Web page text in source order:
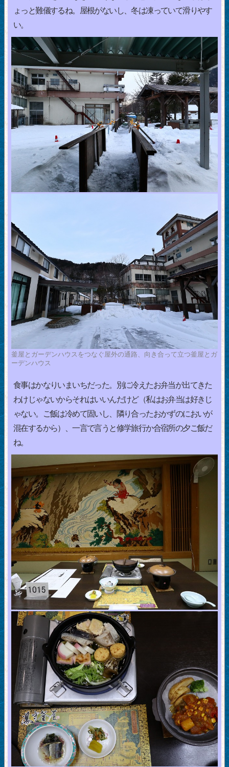
ょっと難儀するね。屋根がないし、冬は凍っていて滑りやす
い。
釜屋とガーデンハウスをつなぐ屋外の通路、向き合って立つ釜屋とガ
ーデンハウス
食事はかなりいまいちだった。別に冷えたお弁当が出てきた
わけじゃないからそれはいいんだけど（私はお弁当は好きじ
ゃない。ご飯は冷めて固いし、隣り合ったおかずのにおいが
混在するから）、一言で言うと修学旅行か合宿所の夕ご飯だ
ね。